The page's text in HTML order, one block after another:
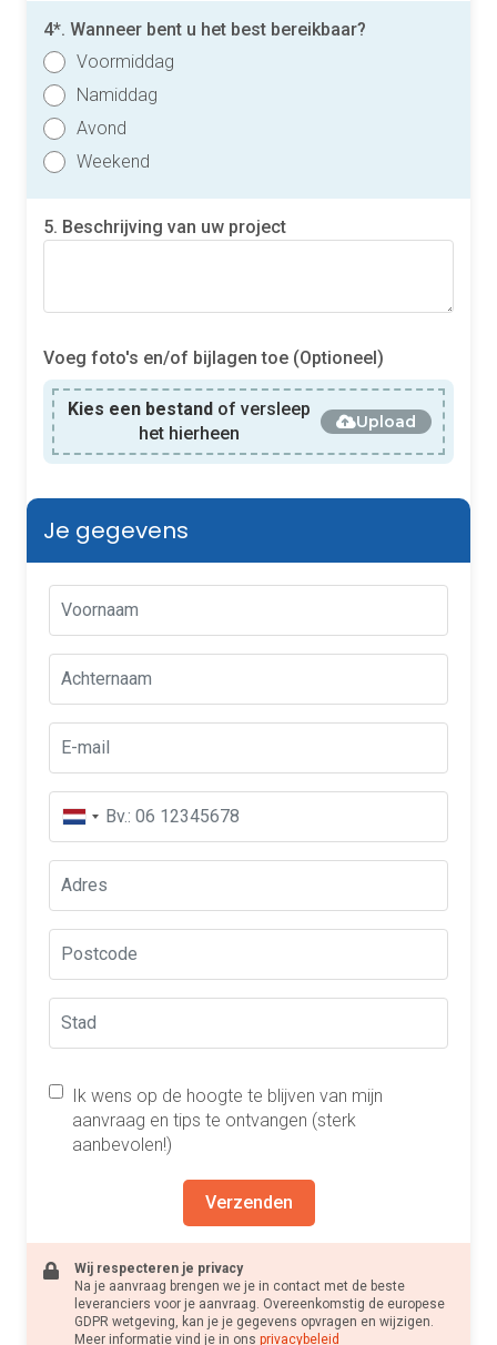
4*. Wanneer bent u het best bereikbaar?
Voormiddag
Namiddag
Avond
Weekend
5. Beschrijving van uw project
Voeg foto's en/of bijlagen toe (Optioneel)
Kies een bestand of versleep
het hierheen
Upload
Je gegevens
Ik wens op de hoogte te blijven van mijn
aanvraag en tips te ontvangen (sterk
aanbevolen!)
Verzenden
Wij respecteren je privacy
Na je aanvraag brengen we je in contact met de beste
leveranciers voor je aanvraag. Overeenkomstig de europese
GDPR wetgeving, kan je je gegevens opvragen en wijzigen.
Meer informatie vind je in ons privacybeleid